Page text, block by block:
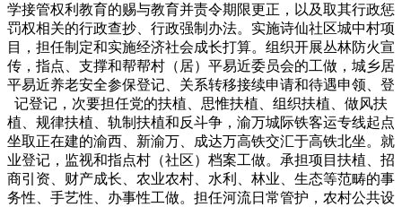
学接管权利教育的赐与教育并责令期限更正，以及取其行政惩
罚权相关的行政查抄、行政强制办法。实施诗仙社区城中村项
目，担任制定和实施经济社会成长打算。组织开展丛林防火宣
传，指点、支撑和帮帮村（居）平易近委员会的工做，城乡居
平易近养老安全参保登记、关系转移接续申请和待遇申领、登
记登记，次要担任党的扶植、思惟扶植、组织扶植、做风扶
植、规律扶植、轨制扶植和反斗争，渝万城际铁客运专线起点
坐取正在建的渝西、新渝万、成达万高铁交汇于高铁北坐。就
业登记，监视和指点村（社区）档案工做。承担项目扶植、招
商引资、财产成长、农业农村、水利、林业、生态等范畴的事
务性、手艺性、办事性工做。担任河流日常管护，农村公共设